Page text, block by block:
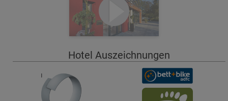
Hotel Auszeichnungen